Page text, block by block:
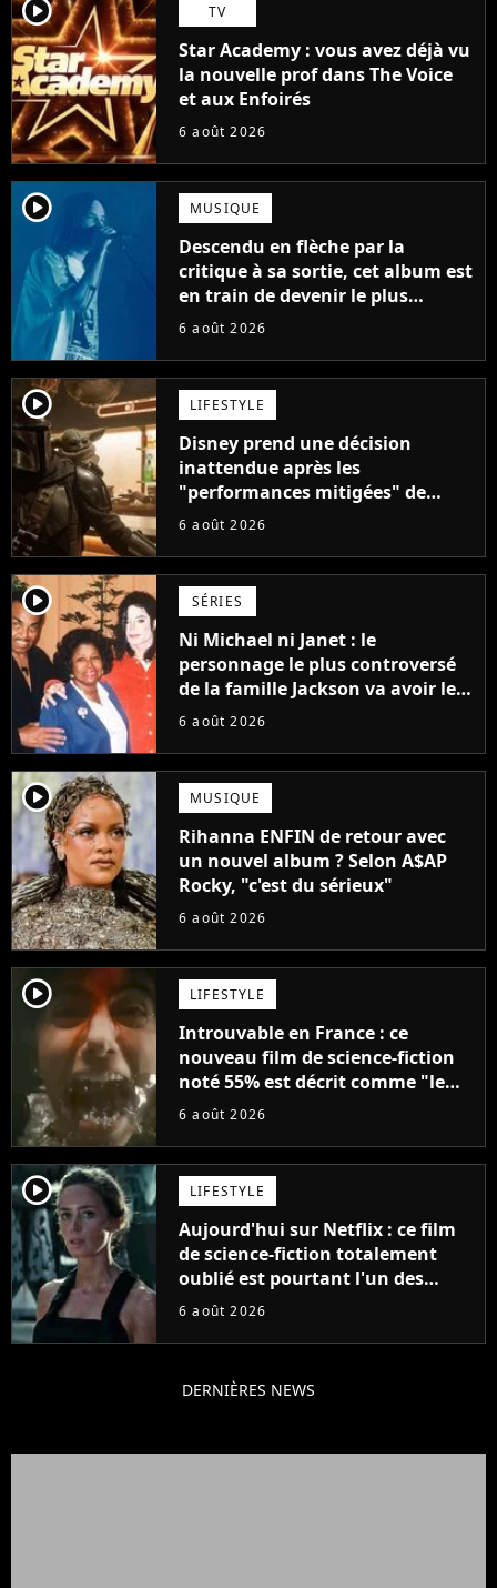
player2 TV
Star Academy : vous avez déjà vu
la nouvelle prof dans The Voice
et aux Enfoirés
6 août 2026
player2 MUSIQUE
Descendu en flèche par la
critique à sa sortie, cet album est
en train de devenir le plus
populaire de son auteur
6 août 2026
player2 LIFESTYLE
Disney prend une décision
inattendue après les
"performances mitigées" de
Vaiana et The Mandalorian &
6 août 2026
player2 SÉRIES
Ni Michael ni Janet : le
personnage le plus controversé
de la famille Jackson va avoir le
droit à sa propre série
6 août 2026
player2 MUSIQUE
Rihanna ENFIN de retour avec
un nouvel album ? Selon A$AP
Rocky, "c'est du sérieux"
6 août 2026
player2 LIFESTYLE
Introuvable en France : ce
nouveau film de science-fiction
noté 55% est décrit comme "le
plus stupide de l'année"
6 août 2026
player2 LIFESTYLE
Aujourd'hui sur Netflix : ce film
de science-fiction totalement
oublié est pourtant l'un des
meilleurs des années 2010
6 août 2026
DERNIÈRES NEWS